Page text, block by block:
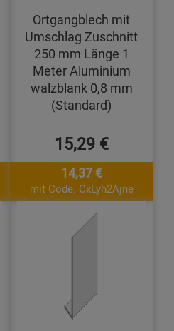
Ortgangblech mit
Umschlag Zuschnitt
250 mm Länge 1
Meter Aluminium
walzblank 0,8 mm
(Standard)
15,29 €
14,37 €
mit Code: CxLyh2Ajne